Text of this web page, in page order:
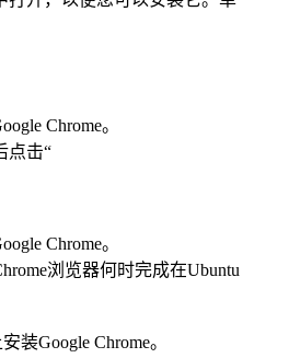
Chrome。
点击“
Chrome。
浏览器何时完成在Ubuntu
装Google Chrome。